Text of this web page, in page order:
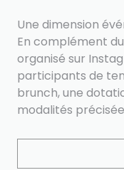
Une dimension
En complément
organisé sur
participants de
brunch, une
modalités